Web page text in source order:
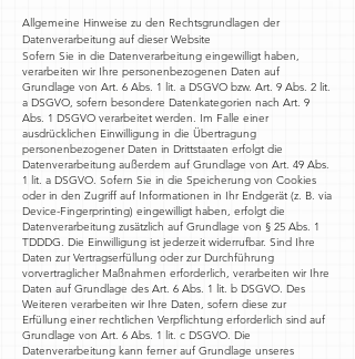
Allgemeine Hinweise zu den Rechtsgrundlagen der
Datenverarbeitung auf dieser Website
Sofern Sie in die Datenverarbeitung eingewilligt haben,
verarbeiten wir Ihre personenbezogenen Daten auf
Grundlage von Art. 6 Abs. 1 lit. a DSGVO bzw. Art. 9 Abs. 2 lit.
a DSGVO, sofern besondere Datenkategorien nach Art. 9
Abs. 1 DSGVO verarbeitet werden. Im Falle einer
ausdrücklichen Einwilligung in die Übertragung
personenbezogener Daten in Drittstaaten erfolgt die
Datenverarbeitung außerdem auf Grundlage von Art. 49 Abs.
1 lit. a DSGVO. Sofern Sie in die Speicherung von Cookies
oder in den Zugriff auf Informationen in Ihr Endgerät (z. B. via
Device-Fingerprinting) eingewilligt haben, erfolgt die
Datenverarbeitung zusätzlich auf Grundlage von § 25 Abs. 1
TDDDG. Die Einwilligung ist jederzeit widerrufbar. Sind Ihre
Daten zur Vertragserfüllung oder zur Durchführung
vorvertraglicher Maßnahmen erforderlich, verarbeiten wir Ihre
Daten auf Grundlage des Art. 6 Abs. 1 lit. b DSGVO. Des
Weiteren verarbeiten wir Ihre Daten, sofern diese zur
Erfüllung einer rechtlichen Verpflichtung erforderlich sind auf
Grundlage von Art. 6 Abs. 1 lit. c DSGVO. Die
Datenverarbeitung kann ferner auf Grundlage unseres